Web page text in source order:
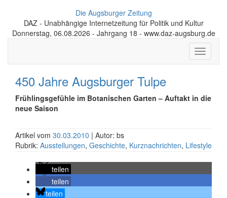
Die Augsburger Zeitung
DAZ - Unabhängige Internetzeitung für Politik und Kultur
Donnerstag, 06.08.2026 - Jahrgang 18 - www.daz-augsburg.de
Toggle
450 Jahre Augsburger Tulpe
Frühlingsgefühle im Botanischen Garten – Auftakt in die
neue Saison
Artikel vom 30.03.2010 | Autor: bs
Rubrik: Ausstellungen, Geschichte, Kurznachrichten, Lifestyle
teilen
teilen
teilen